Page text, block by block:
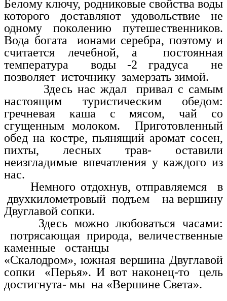
Белому ключу, родниковые свойства воды
которого доставляют удовольствие не
одному поколению путешественников.
Вода богата ионами серебра, поэтому и
считается лечебной, а постоянная
температура воды -2 градуса не
позволяет источнику замерзать зимой.
Здесь нас ждал привал с самым
настоящим туристическим обедом:
гречневая каша с мясом, чай со
сгущенным молоком. Приготовленный
обед на костре, пьянящий аромат сосен,
пихты, лесных трав- оставили
неизгладимые впечатления у каждого из
нас.
Немного отдохнув, отправляемся в
двухкилометровый подъем на вершину
Двуглавой сопки.
Здесь можно любоваться часами:
потрясающая природа, величественные
каменные останцы
«Скалодром», южная вершина Двуглавой
сопки «Перья». И вот наконец-то цель
достигнута- мы на «Вершине Света».